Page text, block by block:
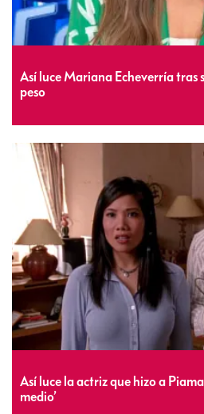
Así luce Mariana Echeverría tras
peso
Así luce la actriz que hizo a
medio’